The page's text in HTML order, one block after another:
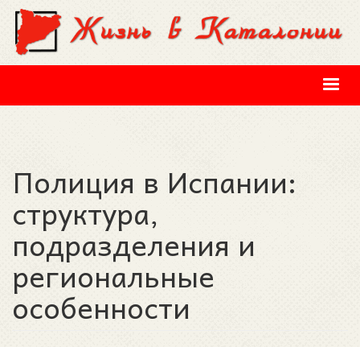
Перейти к основному содержанию
Полиция в Испании:
структура,
подразделения и
региональные
особенности